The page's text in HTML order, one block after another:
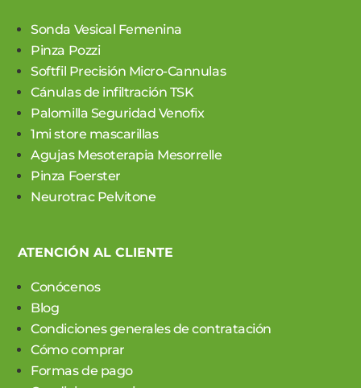
Sonda Vesical Femenina
Pinza Pozzi
Softfil Precisión Micro-Cannulas
Cánulas de infiltración TSK
Palomilla Seguridad Venofix
1mi store mascarillas
Agujas Mesoterapia Mesorrelle
Pinza Foerster
Neurotrac Pelvitone
ATENCIÓN AL CLIENTE
Conócenos
Blog
Condiciones generales de contratación
Cómo comprar
Formas de pago